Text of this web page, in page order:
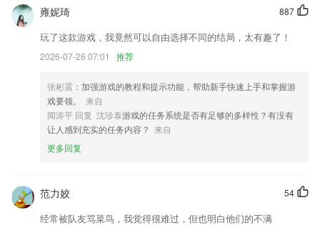
增加音频设置菜单，可在视频录制和直播过程中实时调整音频，包括降噪
混响变声等
移动端支持搜索频道页
讲好建投故事 传播建投声音
活动入口更明显，助你参与获好礼！
增加全局置灰功能
联系我们
修改。
887
雍妮琦
玩了这款游戏，我竟然可以自由选择不同的结局，太有趣了！
2026-07-26 07:01 推荐
张彬震 ：加强游戏的教程和提示功能，帮助新手快速上手和掌握游
戏要领。
来自
闻涛平 回复 沈珍泰游戏的任务系统是否有足够的多样性？有没有
让人感到充实的任务内容？ 来自
更多回复
54
范力姣
经常被队友骂菜鸟，我觉得很难过，但也明白他们的不满